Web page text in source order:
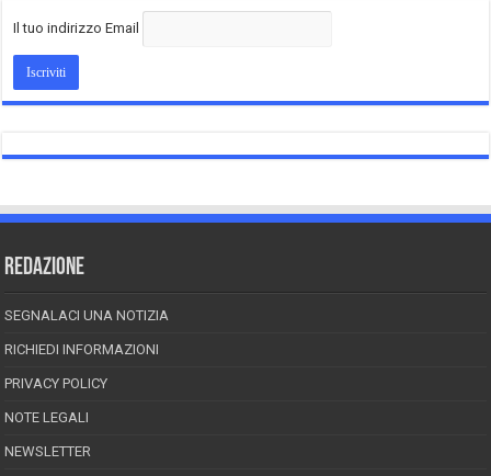
Il tuo indirizzo Email
REDAZIONE
SEGNALACI UNA NOTIZIA
RICHIEDI INFORMAZIONI
PRIVACY POLICY
NOTE LEGALI
NEWSLETTER